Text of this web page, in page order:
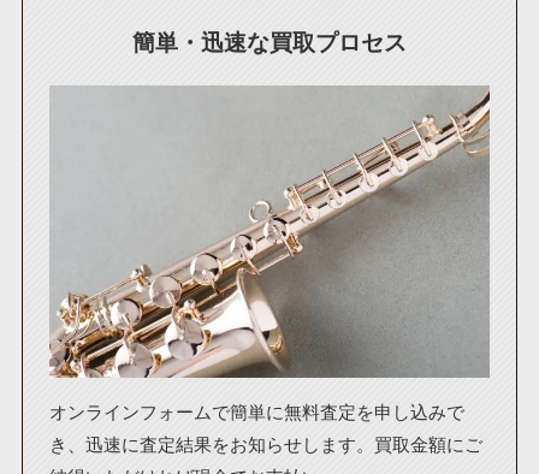
簡単・迅速な買取プロセス
オンラインフォームで簡単に無料査定を申し込みで
き、迅速に査定結果をお知らせします。買取金額にご